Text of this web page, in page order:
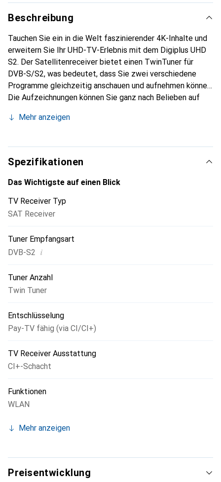
Beschreibung
Tauchen Sie ein in die Welt faszinierender 4K-Inhalte und
erweitern Sie Ihr UHD-TV-Erlebnis mit dem Digiplus UHD
S2. Der Satellitenreceiver bietet einen TwinTuner für
DVB-S/S2, was bedeutet, dass Sie zwei verschiedene
Programme gleichzeitig anschauen und aufnehmen können.
Die Aufzeichnungen können Sie ganz nach Belieben auf
Ausserdem unterstützt der Digiplus UHD S2 das Abspielen
Geräten. Nahtlos als UPnP-Client und -Server in Ihr
Netzwerk integrierbar, verwandelt sich der Receiver in eine
vielseitige Multimedia-Zentrale. Mit der fortschrittlichen
ISIO-Internet-Technologie bietet Ihnen der intelligente
Über das hochwertige OLED-Display haben Sie
Senderinformationen in scharfer Auflösung immer im Blick.
Ihnen, den Receiver bequem von zuhause aus oder
unterwegs zu steuern und Sendungen von überall
Lieblingssendung mehr.
Mehr anzeigen
Spezifikationen
Das Wichtigste auf einen Blick
TV Receiver Typ
SAT Receiver
Tuner Empfangsart
DVB-S2 i
Tuner Anzahl
Twin Tuner
Entschlüsselung
Pay-TV fähig (via CI/CI+)
TV Receiver Ausstattung
CI+-Schacht
Funktionen
WLAN
Mehr anzeigen
Preisentwicklung